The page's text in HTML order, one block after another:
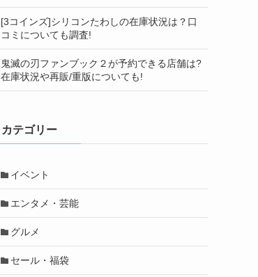
[3コインズ]シリコンたわしの在庫状況は？口
コミについても調査!
鬼滅の刃ファンブック２が予約できる店舗は?
在庫状況や再販/重版についても!
カテゴリー
イベント
エンタメ・芸能
グルメ
セール・福袋